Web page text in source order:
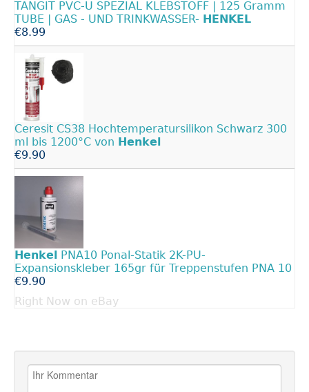
TANGIT PVC-U SPEZIAL KLEBSTOFF | 125 Gramm
TUBE | GAS - UND TRINKWASSER- HENKEL
€8.99
Ceresit CS38 Hochtemperatursilikon Schwarz 300
ml bis 1200°C von Henkel
€9.90
Henkel PNA10 Ponal-Statik 2K-PU-
Expansionskleber 165gr für Treppenstufen PNA 10
€9.90
Right Now on eBay